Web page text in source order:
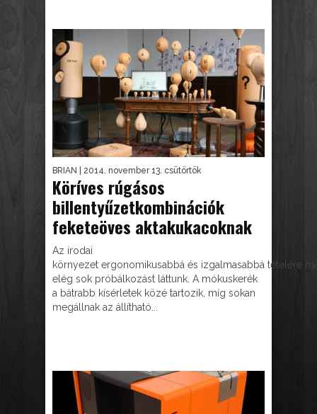
BRIAN | 2014. november 13. csütörtök
Köríves rúgásos
billentyűzetkombinációk
feketeöves aktakukacoknak
Az irodai
környezet ergonomikusabbá és izgalmasabbá tételére
elég sok próbálkozást láttunk. A mókuskerék
a bátrabb kísérletek közé tartozik, míg sokan
megállnak az állítható...